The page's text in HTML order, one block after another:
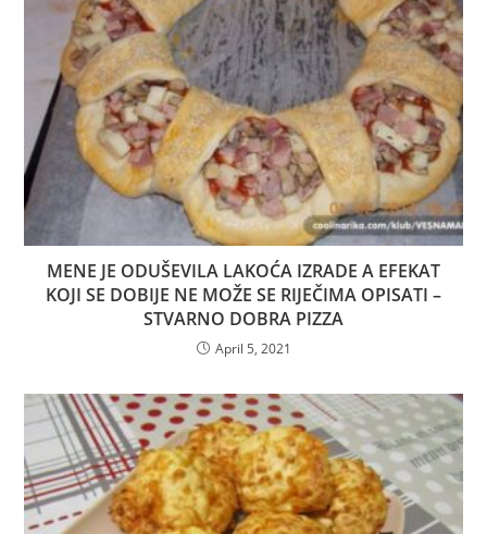
MENE JE ODUŠEVILA LAKOĆA IZRADE A EFEKAT
KOJI SE DOBIJE NE MOŽE SE RIJEČIMA OPISATI –
STVARNO DOBRA PIZZA
April 5, 2021